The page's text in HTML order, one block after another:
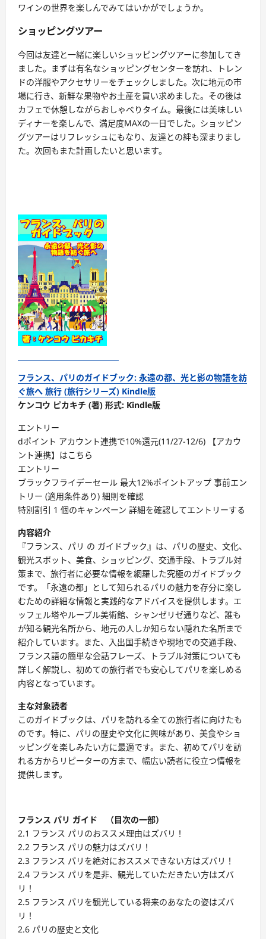
ワインの世界を楽しんでみてはいかがでしょうか。
ショッピングツアー
今回は友達と一緒に楽しいショッピングツアーに参加してき
ました。まずは有名なショッピングセンターを訪れ、トレン
ドの洋服やアクセサリーをチェックしました。次に地元の市
場に行き、新鮮な果物やお土産を買い求めました。その後は
カフェで休憩しながらおしゃべりタイム。最後には美味しい
ディナーを楽しんで、満足度MAXの一日でした。ショッピン
グツアーはリフレッシュにもなり、友達との絆も深まりまし
た。次回もまた計画したいと思います。
フランス、パリのガイドブック: 永遠の都、光と影の物語を紡
ぐ旅へ 旅行 (旅行シリーズ) Kindle版
ケンコウ ピカキチ (著) 形式: Kindle版
エントリー
dポイント アカウント連携で10%還元(11/27-12/6) 【アカウ
ント連携】はこちら
エントリー
ブラックフライデーセール 最大12%ポイントアップ 事前エン
トリー (適用条件あり) 細則を確認
特別割引 1 個のキャンペーン 詳細を確認してエントリーする
内容紹介
『フランス、パリ の ガイドブック』は、パリの歴史、文化、
観光スポット、美食、ショッピング、交通手段、トラブル対
策まで、旅行者に必要な情報を網羅した究極のガイドブック
です。「永遠の都」として知られるパリの魅力を存分に楽し
むための詳細な情報と実践的なアドバイスを提供します。エ
ッフェル塔やルーブル美術館、シャンゼリゼ通りなど、誰も
が知る観光名所から、地元の人しか知らない隠れた名所まで
紹介しています。また、入出国手続きや現地での交通手段、
フランス語の簡単な会話フレーズ、トラブル対策についても
詳しく解説し、初めての旅行者でも安心してパリを楽しめる
内容となっています。
主な対象読者
このガイドブックは、パリを訪れる全ての旅行者に向けたも
のです。特に、パリの歴史や文化に興味があり、美食やショ
ッピングを楽しみたい方に最適です。また、初めてパリを訪
れる方からリピーターの方まで、幅広い読者に役立つ情報を
提供します。
フランス パリ ガイド （目次の一部）
2.1 フランス パリのおススメ理由はズバリ！
2.2 フランス パリの魅力はズバリ！
2.3 フランス パリを絶対におススメできない方はズバリ！
2.4 フランス パリを是非、観光していただきたい方はズバ
リ！
2.5 フランス パリを観光している将来のあなたの姿はズバ
リ！
2.6 パリの歴史と文化